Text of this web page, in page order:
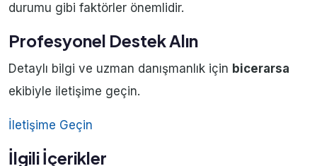
durumu gibi faktörler önemlidir.
Profesyonel Destek Alın
Detaylı bilgi ve uzman danışmanlık için bicerarsa
ekibiyle iletişime geçin.
İletişime Geçin
İlgili İçerikler